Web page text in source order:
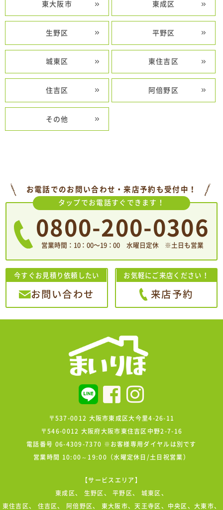
東大阪市 東成区
生野区 平野区
城東区 東住吉区
住吉区 阿倍野区
その他
お電話でのお問い合わせ・来店予約も受付中！
タップでお電話すぐできます！
0800-200-0306
営業時間：10：00〜19：00 水曜日定休 ※土日も営業
今すぐお見積り依頼したい
お問い合わせ
お気軽にご来店ください！
来店予約
〒537-0012 大阪市東成区大今里4-26-11
〒546-0012 大阪府大阪市東住吉区中野2-7-16
電話番号 06-4309-7370 ※お客様専用ダイヤルは別です
営業時間 10:00～19:00（水曜定休日/土日祝営業）
【サービスエリア】
東成区、 生野区 、平野区、 城東区 、
東住吉区 、 住吉区、 阿倍野区、 東大阪市、天王寺区、中央区、大東市、